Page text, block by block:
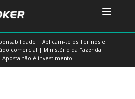
| Aplicam-se os Termos e
comercial | Ministério da Fazenda
Aposta não é investimento